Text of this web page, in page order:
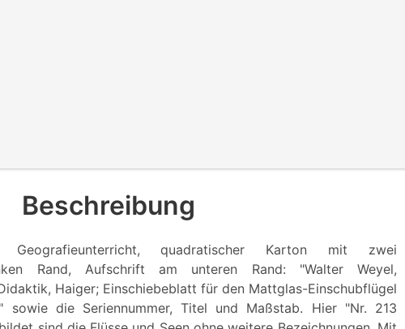
Beschreibung
quadratischer Karton mit zwei
Rand, Aufschrift am unteren Rand: "Walter Weyel,
Haiger; Einschiebeblatt für den Mattglas-Einschubflügel
sowie die Seriennummer, Titel und Maßstab. Hier "Nr. 213